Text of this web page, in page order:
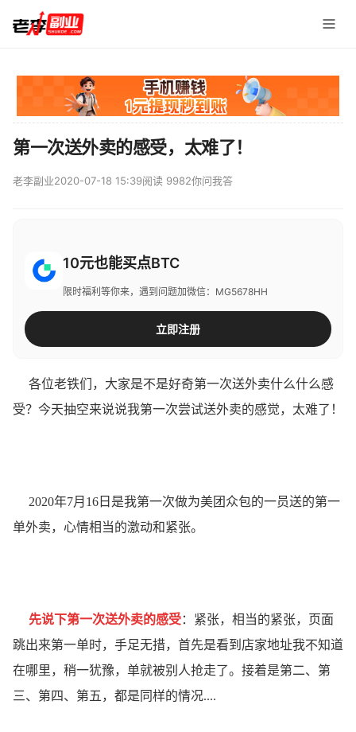
第一次送外卖的感受，太难了！
老李副业2020-07-18 15:39阅读 9982你问我答
10元也能买点BTC
限时福利等你来，遇到问题加微信：MG5678HH
立即注册
各位老铁们，大家是不是好奇第一次送外卖什么什么感
受？今天抽空来说说我第一次尝试送外卖的感觉，太难了！
2020年7月16日是我第一次做为美团众包的一员送的第一
单外卖，心情相当的激动和紧张。
先说下第一次送外卖的感受：紧张，相当的紧张，页面
跳出来第一单时，手足无措，首先是看到店家地址我不知道
在哪里，稍一犹豫，单就被别人抢走了。接着是第二、第
三、第四、第五，都是同样的情况....